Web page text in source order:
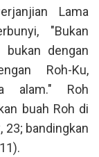
Lama
"Bukan
bukan dengan
Roh-Ku,
alam." Roh
buah Roh di
23; bandingkan